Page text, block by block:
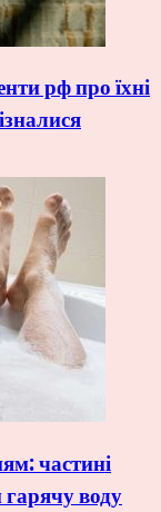
рф про їхні
частині
гарячу воду